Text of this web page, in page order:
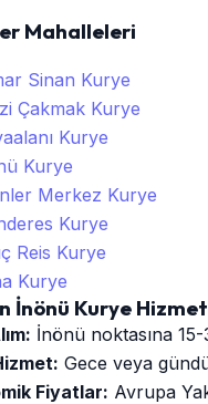
Mahalleleri
Sinan Kurye
Çakmak Kurye
Kurye
Kurye
Merkez Kurye
Kurye
Reis Kurye
Kurye
İnönü Kurye
İnönü noktasına
Gece veya
Fiyatlar: Avrupa